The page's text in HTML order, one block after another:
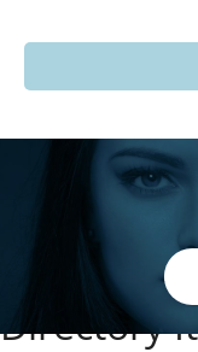
Directory